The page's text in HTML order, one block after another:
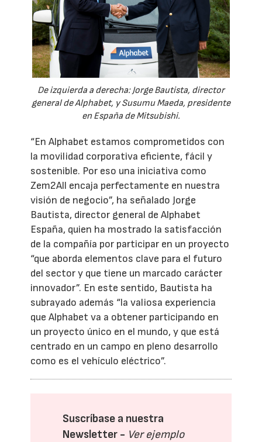
De izquierda a derecha: Jorge Bautista, director
general de Alphabet, y Susumu Maeda, presidente
en España de Mitsubishi.
“En Alphabet estamos comprometidos con
la movilidad corporativa eficiente, fácil y
sostenible. Por eso una iniciativa como
Zem2All encaja perfectamente en nuestra
visión de negocio”, ha señalado Jorge
Bautista, director general de Alphabet
España, quien ha mostrado la satisfacción
de la compañía por participar en un proyecto
“que aborda elementos clave para el futuro
del sector y que tiene un marcado carácter
innovador”. En este sentido, Bautista ha
subrayado además “la valiosa experiencia
que Alphabet va a obtener participando en
un proyecto único en el mundo, y que está
centrado en un campo en pleno desarrollo
como es el vehículo eléctrico”.
Suscríbase a nuestra
Newsletter - Ver ejemplo